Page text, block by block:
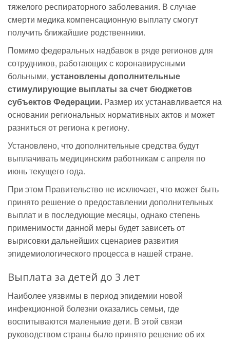
тяжелого респираторного заболевания. В случае
смерти медика компенсационную выплату смогут
получить ближайшие родственники.
Помимо федеральных надбавок в ряде регионов для
сотрудников, работающих с коронавирусными
больными, установлены дополнительные
стимулирующие выплаты за счет бюджетов
субъектов Федерации. Размер их устанавливается на
основании региональных нормативных актов и может
разниться от региона к региону.
Установлено, что дополнительные средства будут
выплачивать медицинским работникам с апреля по
июнь текущего года.
При этом Правительство не исключает, что может быть
принято решение о предоставлении дополнительных
выплат и в последующие месяцы, однако степень
применимости данной меры будет зависеть от
вырисовки дальнейших сценариев развития
эпидемиологического процесса в нашей стране.
Выплата за детей до 3 лет
Наиболее уязвимы в период эпидемии новой
инфекционной болезни оказались семьи, где
воспитываются маленькие дети. В этой связи
руководством страны было принято решение об их